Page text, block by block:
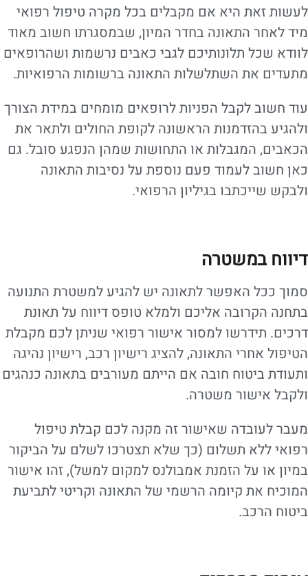
לעשות זאת היא אם מקבלים בכל מקרה טיפול רפואי
מיד לאחר התאונה בחדר המיון, שבמסגרתו חשוב מאוד
לוודא שכל תלונותיכם לגבי כאבים נרשמות ושהרופאים
מתעדים את השתלשלות התאונה ברשומות הרפואיות.
עוד חשוב לקבל הפניות לרופאים מומחים במידת הצורך
ולהגיע בהזדמנות הראשונה לקופת החולים ולתאר את
הכאבים, המגבלות או התחושות שמהן הנפגע סובל. גם
כאן חשוב לעמוד פעם נוספת על נסיבות התאונה
ולבקש שייכתבו בגיליון הרפואי.
דיווח במשטרה
סמוך ככל האפשר לתאונה יש להגיע למשטרת התנועה
בתחנה הקרובה אליכם ולמלא טופס דיווח על תאונת
דרכים. תידרשו למסור אישור רפואי שניתן לכם מקבלת
הטיפול אחרי התאונה, להציג רישיון רכב, רישיון נהיגה
ותעודת ביטוח חובה אם הייתם מעורבים בתאונה כנהגים
ולקבל אישור משטרה.
מעבר לעובדה שאישור זה מקנה לכם קבלת טיפול
רפואי ללא תשלום (כך שלא תצטרכו לשלם על הביקור
במיון או על הזמנת אמבולנס למקום למשל), זהו אישור
המוכיח את קיומה הרשמי של התאונה וקריטי לתביעת
ביטוח הרכב.